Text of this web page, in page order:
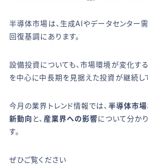
半導体市場は、生成AIやデータセンター
回復基調にあります。
設備投資についても、市場環境が変化す
を中心に中長期を見据えた投資が継続し
今月の業界トレンド情報では、 半導体市
新動向 と、 産業界への影響について分か
す。
ぜひご覧ください